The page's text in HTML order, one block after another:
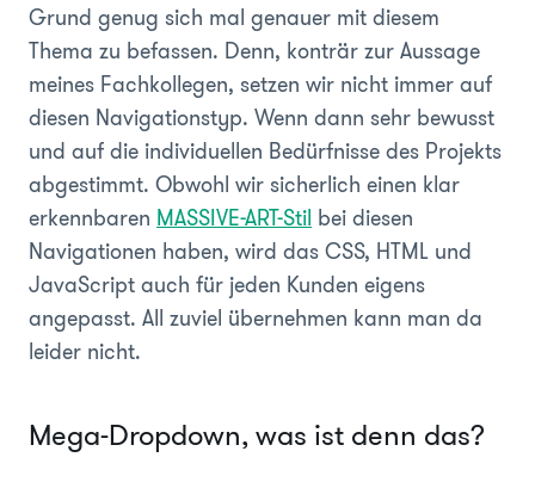
Grund genug sich mal genauer mit diesem
Thema zu befassen. Denn, konträr zur Aussage
meines Fachkollegen, setzen wir nicht immer auf
diesen Navigationstyp. Wenn dann sehr bewusst
und auf die individuellen Bedürfnisse des Projekts
abgestimmt. Obwohl wir sicherlich einen klar
erkennbaren MASSIVE-ART-Stil bei diesen
Navigationen haben, wird das CSS, HTML und
JavaScript auch für jeden Kunden eigens
angepasst. All zuviel übernehmen kann man da
leider nicht.
Mega-Dropdown, was ist denn das?